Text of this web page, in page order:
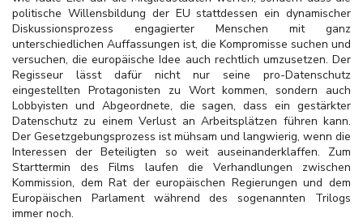
politische Willensbildung der EU stattdessen ein dynamischer
Diskussionsprozess engagierter Menschen mit ganz
unterschiedlichen Auffassungen ist, die Kompromisse suchen und
versuchen, die europäische Idee auch rechtlich umzusetzen. Der
Regisseur lässt dafür nicht nur seine pro-Datenschutz
eingestellten Protagonisten zu Wort kommen, sondern auch
Lobbyisten und Abgeordnete, die sagen, dass ein gestärkter
Datenschutz zu einem Verlust an Arbeitsplätzen führen kann.
Der Gesetzgebungsprozess ist mühsam und langwierig, wenn die
Interessen der Beteiligten so weit auseinanderklaffen. Zum
Starttermin des Films laufen die Verhandlungen zwischen
Kommission, dem Rat der europäischen Regierungen und dem
Europäischen Parlament während des sogenannten Trilogs
immer noch.